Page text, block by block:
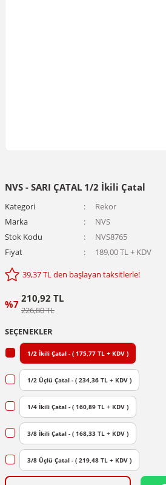
NVS - SARI ÇATAL 1/2 İkili Çatal
Kategori
Rekor
Marka
NVS
Stok Kodu
NVS8765
Fiyat
189,00 TL + KDV
39,37 TL den başlayan taksitlerle!
%7 210,92 TL
226,80 TL
SEÇENEKLER
1/2 İkili Çatal - ( 175,77 TL + KDV )
1/2 Üçlü Çatal - ( 234,36 TL + KDV )
1/4 İkili Çatal - ( 160,89 TL + KDV )
3/8 İkili Çatal - ( 168,33 TL + KDV )
3/8 Üçlü Çatal - ( 219,48 TL + KDV )